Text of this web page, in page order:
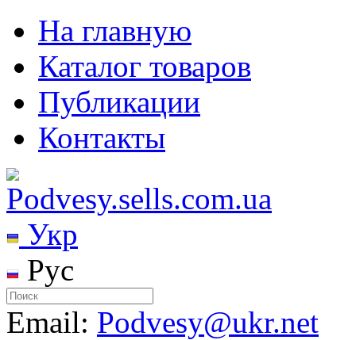
На главную
Каталог товаров
Публикации
Контакты
Укр
Рус
Email: Podvesy@ukr.net